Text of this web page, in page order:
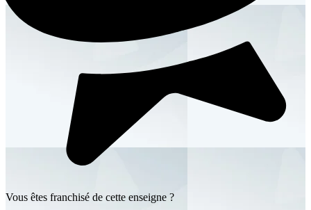
Vous êtes franchisé de cette enseigne ?